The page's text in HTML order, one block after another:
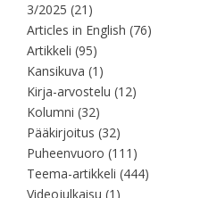
3/2025 (21)
Articles in English (76)
Artikkeli (95)
Kansikuva (1)
Kirja-arvostelu (12)
Kolumni (32)
Pääkirjoitus (32)
Puheenvuoro (111)
Teema-artikkeli (444)
Videojulkaisu (1)